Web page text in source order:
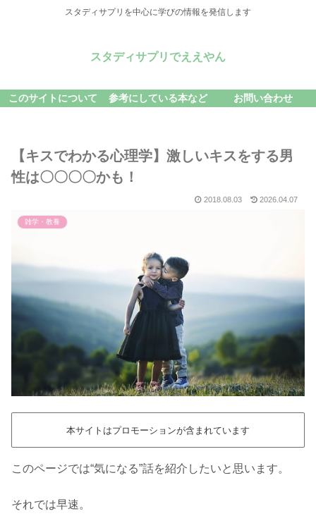
スタディサプリを中心に学びの情報を発信します
スタディサプリでええやん
このサイトについて 参考にしている本など お問い合わせ
【キスでわかる心理学】激しいキスをする男
性は〇〇〇〇かも！
2018.08.03 2026.04.07
雑学・教養
本サイトはプロモーションが含まれています
このページでは“気になる”話を紹介したいと思います。
それでは早速。